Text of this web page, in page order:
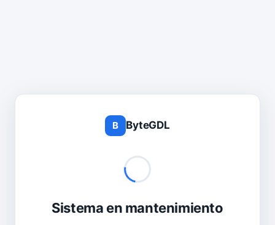
B ByteGDL
Sistema en mantenimiento